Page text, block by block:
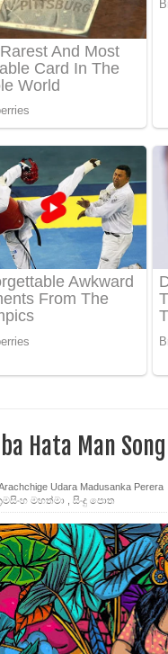
- බෙන්තර පාලමේ ගීතයේ පද පෙළ
- සඳ බැබලෙන ගීතයේ පද පෙළ
- ආදරේ වැඩි නිසා ගීතයේ පද පෙළ
ගීතයේ පද පෙළ
ගීතයේ පද පෙළ
- තරු යායේ දිලෙනා ගීතයේ පද
ඔව් මං සෝසා ගීතයේ පද පෙළ
- ආල පුරන්නට ගීතයේ පද පෙළ
- අප හමුවී ගීතයේ පද පෙළ
ගීතයේ පද පෙළ
සර් ගීතයේ පද පෙළ
Lyrics - මතක අලුතින් ලියන්න
සඳක් ඇවිත් ගීතයේ පද පෙළ
Hata Man
Udara Madusanka Perera
මහත්මා
සිංදු පොත